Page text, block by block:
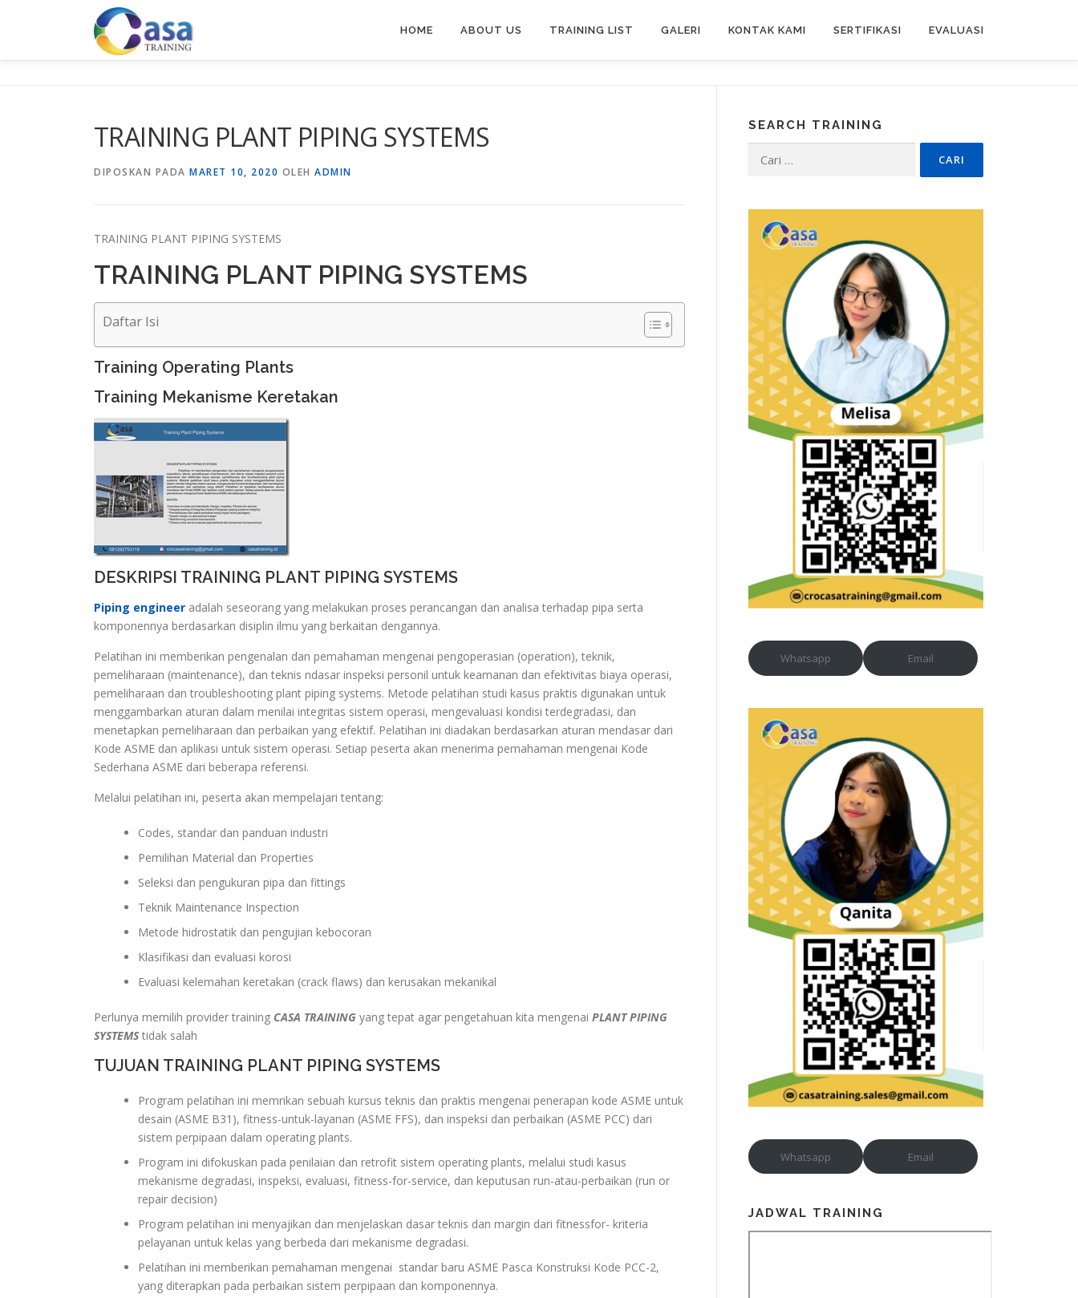
HOME ABOUT US TRAINING LIST GALERI KONTAK KAMI SERTIFIKASI EVALUASI
TRAINING PLANT PIPING SYSTEMS
DIPOSKAN PADA MARET 10, 2020 OLEH ADMIN
TRAINING PLANT PIPING SYSTEMS
TRAINING PLANT PIPING SYSTEMS
Daftar Isi
Training Operating Plants
Training Mekanisme Keretakan
DESKRIPSI TRAINING PLANT PIPING SYSTEMS
Piping engineer adalah seseorang yang melakukan proses perancangan dan analisa terhadap pipa serta
komponennya berdasarkan disiplin ilmu yang berkaitan dengannya.
Pelatihan ini memberikan pengenalan dan pemahaman mengenai pengoperasian (operation), teknik,
pemeliharaan (maintenance), dan teknis ndasar inspeksi personil untuk keamanan dan efektivitas biaya operasi,
pemeliharaan dan troubleshooting plant piping systems. Metode pelatihan studi kasus praktis digunakan untuk
menggambarkan aturan dalam menilai integritas sistem operasi, mengevaluasi kondisi terdegradasi, dan
menetapkan pemeliharaan dan perbaikan yang efektif. Pelatihan ini diadakan berdasarkan aturan mendasar dari
Kode ASME dan aplikasi untuk sistem operasi. Setiap peserta akan menerima pemahaman mengenai Kode
Sederhana ASME dari beberapa referensi.
Melalui pelatihan ini, peserta akan mempelajari tentang:
Codes, standar dan panduan industri
Pemilihan Material dan Properties
Seleksi dan pengukuran pipa dan fittings
Teknik Maintenance Inspection
Metode hidrostatik dan pengujian kebocoran
Klasifikasi dan evaluasi korosi
Evaluasi kelemahan keretakan (crack flaws) dan kerusakan mekanikal
Perlunya memilih provider training CASA TRAINING yang tepat agar pengetahuan kita mengenai PLANT PIPING
SYSTEMStidak salah
TUJUAN TRAINING PLANT PIPING SYSTEMS
Program pelatihan ini memrikan sebuah kursus teknis dan praktis mengenai penerapan kode ASME untuk
desain (ASME B31), fitness-untuk-layanan (ASME FFS), dan inspeksi dan perbaikan (ASME PCC) dari
sistem perpipaan dalam operating plants.
Program ini difokuskan pada penilaian dan retrofit sistem operating plants, melalui studi kasus
mekanisme degradasi, inspeksi, evaluasi, fitness-for-service, dan keputusan run-atau-perbaikan (run or
repair decision)
Program pelatihan ini menyajikan dan menjelaskan dasar teknis dan margin dari fitnessfor- kriteria
pelayanan untuk kelas yang berbeda dari mekanisme degradasi.
Pelatihan ini memberikan pemahaman mengenai standar baru ASME Pasca Konstruksi Kode PCC-2,
yang diterapkan pada perbaikan sistem perpipaan dan komponennya.
SEARCH TRAINING
untuk:
Whatsapp Email
Whatsapp Email
JADWAL TRAINING